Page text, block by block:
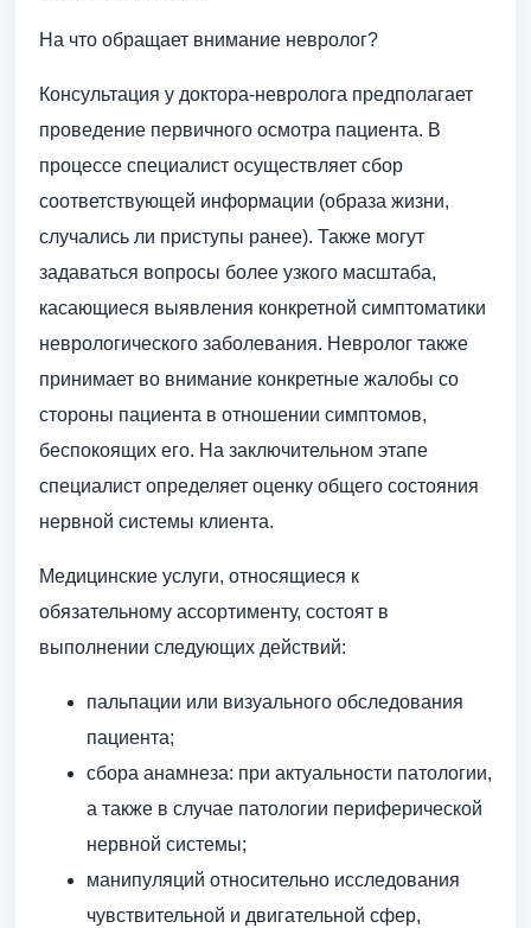
На что обращает внимание невролог?
Консультация у доктора-невролога предполагает
проведение первичного осмотра пациента. В
процессе специалист осуществляет сбор
соответствующей информации (образа жизни,
случались ли приступы ранее). Также могут
задаваться вопросы более узкого масштаба,
касающиеся выявления конкретной симптоматики
неврологического заболевания. Невролог также
принимает во внимание конкретные жалобы со
стороны пациента в отношении симптомов,
беспокоящих его. На заключительном этапе
специалист определяет оценку общего состояния
нервной системы клиента.
Медицинские услуги, относящиеся к
обязательному ассортименту, состоят в
выполнении следующих действий:
пальпации или визуального обследования
пациента;
сбора анамнеза: при актуальности патологии,
а также в случае патологии периферической
нервной системы;
манипуляций относительно исследования
чувствительной и двигательной сфер,